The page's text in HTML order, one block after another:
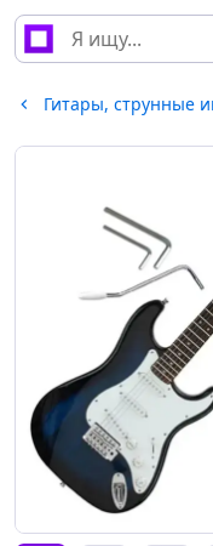
Гитары, струнные